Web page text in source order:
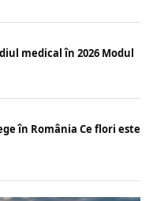
medical în 2026 Modul
în România Ce flori este